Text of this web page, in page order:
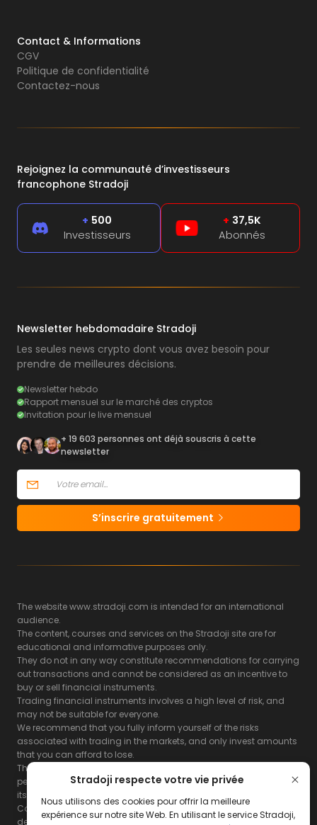
Stradoji respecte votre vie privée
Nous utilisons des cookies pour offrir la meilleure
expérience sur notre site Web. En utilisant le service Stradoji,
Contact & Informations
CGV
Politique de confidentialité
Contactez-nous
Rejoignez la communauté d’investisseurs
francophone Stradoji
+ 500
Investisseurs
+ 37,5K
Abonnés
Newsletter hebdomadaire Stradoji
Les seules news crypto dont vous avez besoin pour
prendre de meilleures décisions.
Newsletter hebdo
Rapport mensuel sur le marché des cryptos
Invitation pour le live mensuel
+ 19 603 personnes ont déjà souscris à cette
newsletter
S’inscrire gratuitement
The website www.stradoji.com is intended for an international
audience.
The content, courses and services on the Stradoji site are for
educational and informative purposes only.
They do not in any way constitute recommendations for carrying
out transactions and cannot be considered as an incentive to
buy or sell financial instruments.
Trading financial instruments involves a high level of risk, and
may not be suitable for everyone.
We recommend that you fully inform yourself of the risks
associated with trading in the markets, and only invest amounts
that you can afford to lose.
The Stradoji site does not guarantee the results or the
performance of products based on the information contained on
its site and its servers.
Consequently, the Stradoji site and its publishing company
decline all responsibility in the use that may be made of this